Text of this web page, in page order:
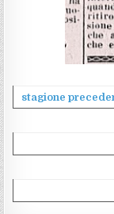
stagione